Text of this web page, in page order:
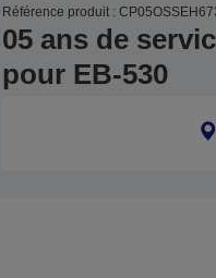
Référence produit :
05 ans de
pour EB-530